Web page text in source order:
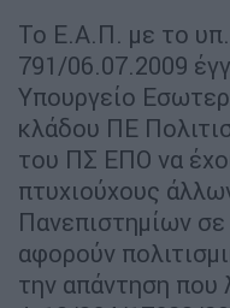
Το Ε.Α.Π. με το
791/06.07.2009
Υπουργείο
κλάδου ΠΕ
του ΠΣ ΕΠΟ να
πτυχιούχους
Πανεπιστημίων
αφορούν
την απάντηση